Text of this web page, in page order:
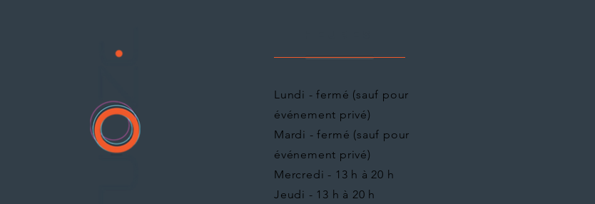
Lundi - fermé (sauf pour
événement privé)
Mardi - fermé (sauf pour
événement privé)
Mercredi - 13 h à 20 h
Jeudi - 13 h à 20 h